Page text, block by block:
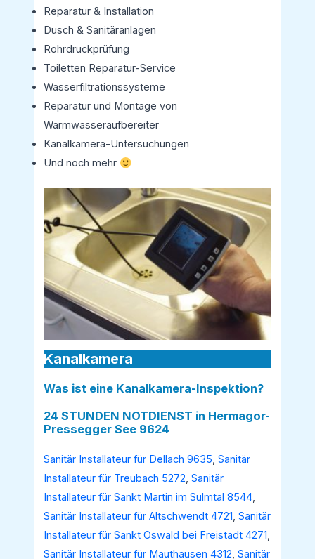
Reparatur & Installation
Dusch & Sanitäranlagen
Rohrdruckprüfung
Toiletten Reparatur-Service
Wasserfiltrationssysteme
Reparatur und Montage von
Warmwasseraufbereiter
Kanalkamera-Untersuchungen
Und noch mehr
Kanalkamera
Was ist eine Kanalkamera-Inspektion?
24 STUNDEN NOTDIENST in Hermagor-
Pressegger See 9624
Sanitär Installateur für Dellach 9635,Sanitär
Installateur für Treubach 5272,Sanitär
Installateur für Sankt Martin im Sulmtal 8544,
Sanitär Installateur für Altschwendt 4721,Sanitär
Installateur für Sankt Oswald bei Freistadt 4271,
Sanitär Installateur für Mauthausen 4312,Sanitär